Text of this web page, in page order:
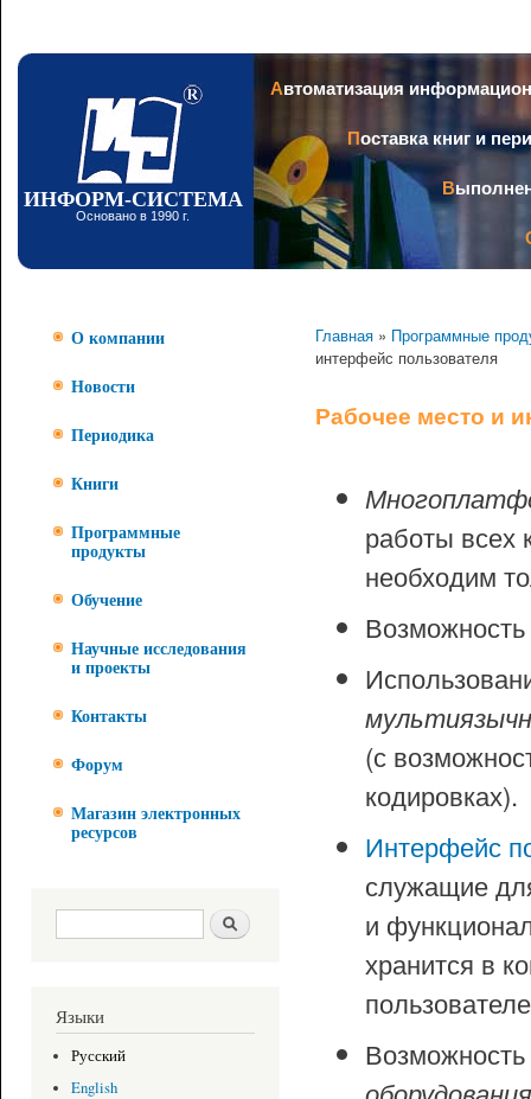
ИНФОРМ-СИСТЕМА
Основано в 1990 г.
Автоматизация
Поставка книг и
О компании
Новости
Периодика
Книги
Программные
продукты
Обучение
Научные исследования
и проекты
Контакты
Форум
Магазин электронных
ресурсов
Форма поиска Поиск
Языки
Русский
English
Главная » Программные
интерфейс пользователя
Рабочее место и
работы всех
необходим
(с
кодировках).
Интерфейс
служащие
и
хранится в